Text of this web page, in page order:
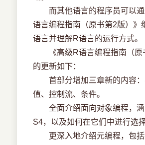
而其他语言的程序员可以通
语言编程指南（原书第2版）》
语言并理解R语言的运行方式。
《高级R语言编程指南（原
的更新如下：
首部分增加三章新的内容：
值、控制流、条件。
全面介绍面向对象编程，涵
S4，以及如何在它们中进行选择
更深入地介绍元编程，包括